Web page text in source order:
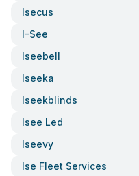
Isecus
I-See
Iseebell
Iseeka
Iseekblinds
Isee Led
Iseevy
Ise Fleet Services